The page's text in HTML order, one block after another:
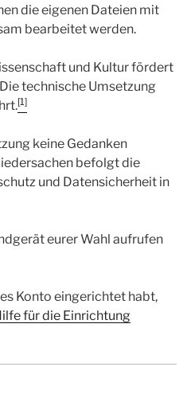
die eigenen Dateien mit
bearbeitet werden.
und Kultur fördert
technische Umsetzung
[1]
keine Gedanken
befolgt die
und Datensicherheit in
eurer Wahl aufrufen
Konto eingerichtet habt,
für die Einrichtung